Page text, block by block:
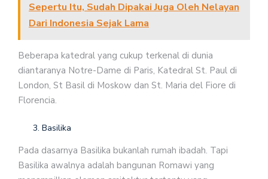
Sepertu Itu, Sudah Dipakai Juga Oleh Nelayan
Dari Indonesia Sejak Lama
Beberapa katedral yang cukup terkenal di dunia
diantaranya Notre-Dame di Paris, Katedral St. Paul di
London, St Basil di Moskow dan St. Maria del Fiore di
Florencia.
Basilika
Pada dasarnya Basilika bukanlah rumah ibadah. Tapi
Basilika awalnya adalah bangunan Romawi yang